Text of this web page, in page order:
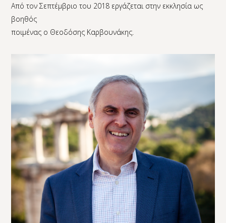
Από τον Σεπτέμβριο του 2018 εργάζεται στην εκκλησία ως
βοηθός
ποιμένας ο Θεοδόσης Καρβουνάκης.